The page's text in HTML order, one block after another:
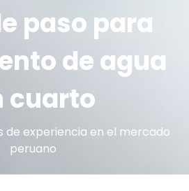
paso para
de agua
cuarto
de experiencia en el mercado
peruano